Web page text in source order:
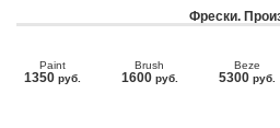
Фрески.
Paint
1350 руб.
Brush
1600 руб.
Beze
5300 руб.